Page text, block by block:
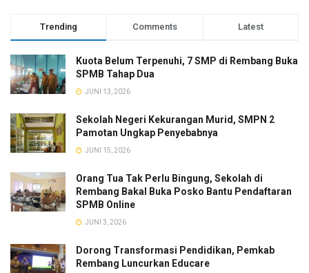
Trending Comments Latest
Kuota Belum Terpenuhi, 7 SMP di Rembang Buka
SPMB Tahap Dua
JUNI 13, 2026
Sekolah Negeri Kekurangan Murid, SMPN 2
Pamotan Ungkap Penyebabnya
JUNI 15, 2026
Orang Tua Tak Perlu Bingung, Sekolah di
Rembang Bakal Buka Posko Bantu Pendaftaran
SPMB Online
JUNI 3, 2026
Dorong Transformasi Pendidikan, Pemkab
Rembang Luncurkan Educare